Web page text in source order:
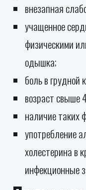
внезапная
учащенное
физическими
одышка;
боль в грудной
возраст свыше
наличие таких
употребление
холестерина в
инфекционные